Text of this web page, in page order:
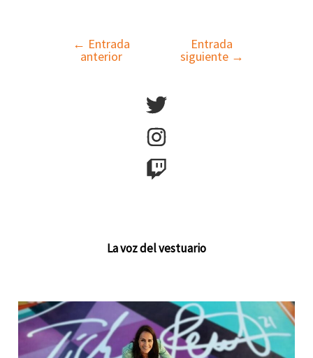
Navegación
← Entrada
anterior
Entrada
siguiente →
La voz del vestuario